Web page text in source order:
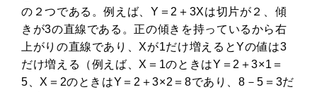
の２つである。例えば、Y＝2＋3Xは切片が２、傾
きが3の直線である。正の傾きを持っているから右
上がりの直線であり、Xが1だけ増えるとYの値は3
だけ増える（例えば、X＝1のときはY＝2＋3×1＝
5、X＝2のときはY＝2＋3×2＝8であり、8－5＝3だ